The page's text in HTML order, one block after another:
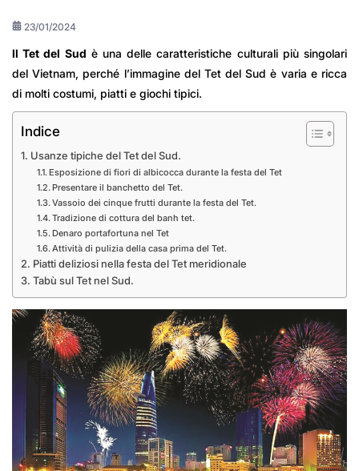
23/01/2024
Il Tet del Sud è una delle caratteristiche culturali più singolari
del Vietnam, perché l’immagine del Tet del Sud è varia e ricca
di molti costumi, piatti e giochi tipici.
Indice
Usanze tipiche del Tet del Sud.
Esposizione di fiori di albicocca durante la festa del Tet
Presentare il banchetto del Tet.
Vassoio dei cinque frutti durante la festa del Tet.
Tradizione di cottura del banh tet.
Denaro portafortuna nel Tet
Attività di pulizia della casa prima del Tet.
Piatti deliziosi nella festa del Tet meridionale
Tabù sul Tet nel Sud.